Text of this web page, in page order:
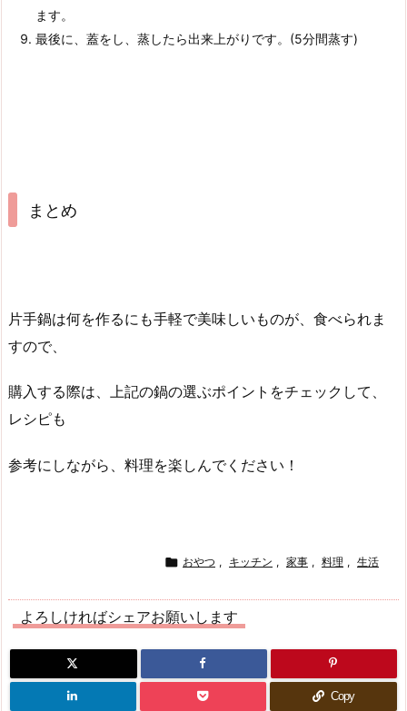
ます。
最後に、蓋をし、蒸したら出来上がりです。(5分間蒸す)
まとめ
片手鍋は何を作るにも手軽で美味しいものが、食べられま
すので、
購入する際は、上記の鍋の選ぶポイントをチェックして、
レシピも
参考にしながら、料理を楽しんでください！
 おやつ , キッチン , 家事 , 料理 , 生活
よろしければシェアお願いします
Copy